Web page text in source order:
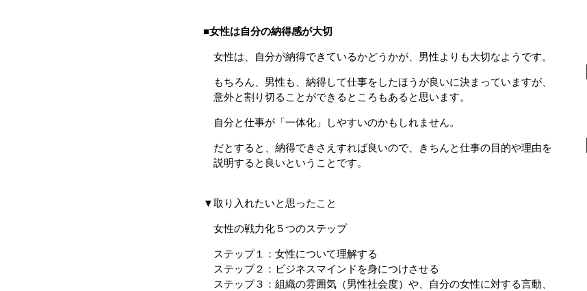
■女性は自分の納得感が大切
女性は、自分が納得できているかどうかが、男性よりも大切なようです。
もちろん、男性も、納得して仕事をしたほうが良いに決まっていますが、
意外と割り切ることができるところもあると思います。
自分と仕事が「一体化」しやすいのかもしれません。
だとすると、納得できさえすれば良いので、きちんと仕事の目的や理由を
説明すると良いということです。
▼取り入れたいと思ったこと
女性の戦力化５つのステップ
ステップ１：女性について理解する
ステップ２：ビジネスマインドを身につけさせる
ステップ３：組織の雰囲気（男性社会度）や、自分の女性に対する言動、